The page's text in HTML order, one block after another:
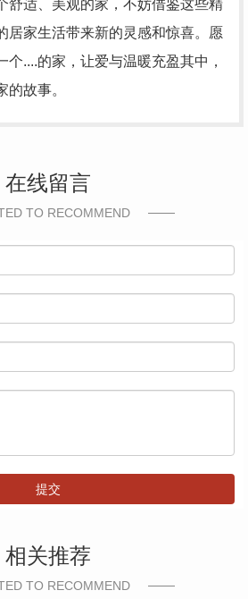
舒适、美观的家，不妨借鉴这些精
居家生活带来新的灵感和惊喜。愿
个....的家，让爱与温暖充盈其中，
故事。
在线留言
TO RECOMMEND
提交
相关推荐
TO RECOMMEND